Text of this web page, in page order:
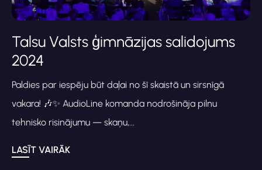
Talsu Valsts ģimnāzijas salidojums
2024
Paldies par iespēju būt daļai no šī skaistā un sirsnīgā
vakara! 🎶✨ AudioLine komanda nodrošināja pilnu
tehnisko risinājumu — skaņu,...
LASĪT VAIRĀK